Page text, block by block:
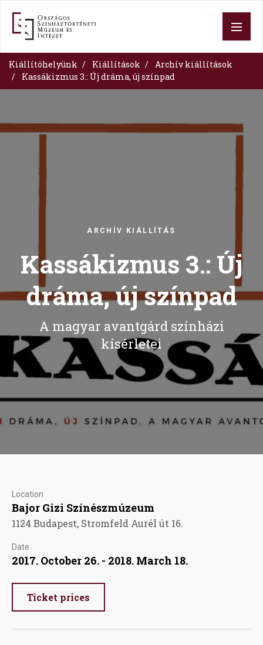
content
Kiállítóhelyünk Kiállítások
Archív kiállítások
Kassákizmus 3.: Új dráma, új színpad
ARCHÍV KIÁLLÍTÁS
Kassákizmus 3.: Új
dráma, új színpad
A magyar avantgárd színházi
kísérletei
Location
Bajor Gizi Színészmúzeum
1124 Budapest, Stromfeld Aurél út 16.
Date
2017. October 26. - 2018. March 18.
Ticket prices